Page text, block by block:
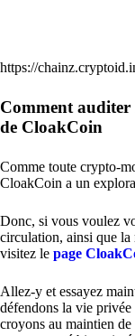
https://
Comment auditer
de CloakCoin
Comme toute crypto-
CloakCoin a un
Donc, si vous voulez
circulation, ainsi que la
visitez le page
Allez-y et essayez
défendons la vie
croyons au maintien